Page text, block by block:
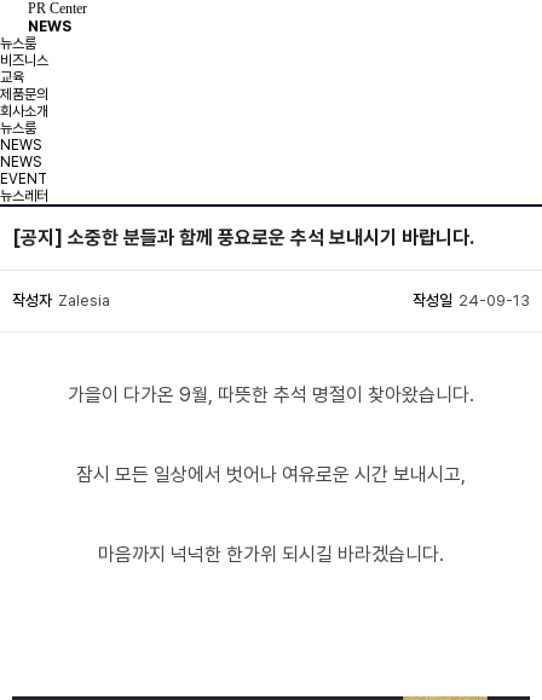
PR Center
NEWS
뉴스룸
비즈니스
교육
제품문의
회사소개
뉴스룸
NEWS
NEWS
EVENT
뉴스레터
[공지] 소중한 분들과 함께 풍요로운 추석 보내시기 바랍니다.
작성자 Zalesia 작성일 24-09-13
가을이 다가온 9월, 따뜻한 추석 명절이 찾아왔습니다.
잠시 모든 일상에서 벗어나 여유로운 시간 보내시고,
마음까지 넉넉한 한가위 되시길 바라겠습니다.